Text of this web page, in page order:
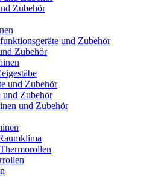
Zubehör
und Zubehör
Zubehör
und Zubehör
und Zubehör
und Zubehör